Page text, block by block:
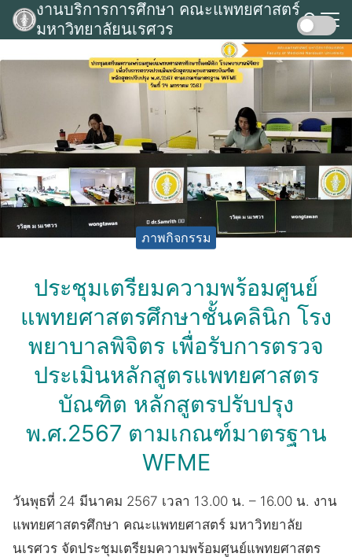
Skip
งานบริการการศึกษา คณะแพทยศาสตร์
มหาวิทยาลัยนเรศวร
for:
ภาพกิจกรรม
ประชุมเตรียมความพร้อมศูนย์
แพทยศาสตรศึกษาชั้นคลินิก โรง
พยาบาลพิจิตร เพื่อรับการตรวจ
ประเมินหลักสูตรแพทยศาสตร
บัณฑิต หลักสูตรปรับปรุง
พ.ศ.2567 ตามเกณฑ์มาตรฐาน
WFME
วันพุธที่ 24 มีนาคม 2567 เวลา 13.00 น. – 16.00 น. งาน
แพทยศาสตรศึกษา คณะแพทยศาสตร์ มหาวิทยาลัย
นเรศวร จัดประชุมเตรียมความพร้อมศูนย์แพทยศาสตร